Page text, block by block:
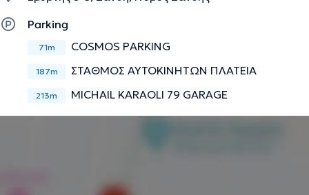
Parking
71m COSMOS PARKING
187m ΣΤΑΘΜΟΣ ΑΥΤΟΚΙΝΗΤΩΝ ΠΛΑΤΕΙΑ
213m MICHAIL KARAOLI 79 GARAGE